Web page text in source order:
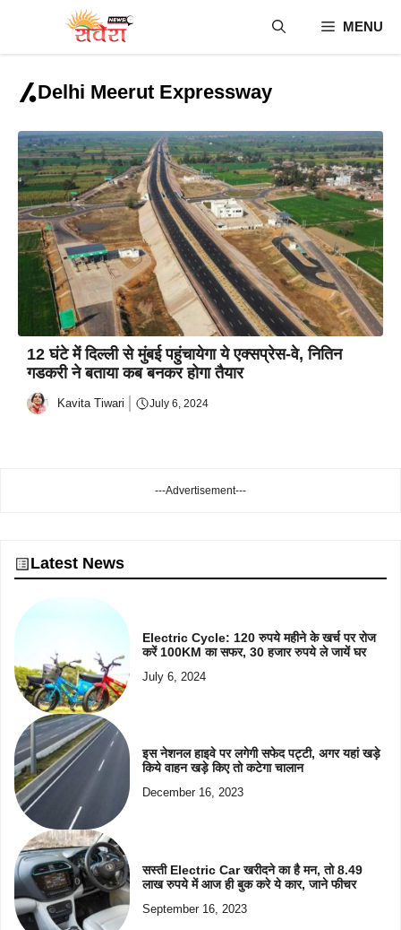
content
MENU
Delhi Meerut Expressway
12 घंटे में दिल्‍ली से मुंबई पहुंचायेगा ये एक्‍सप्रेस-वे, नितिन
गडकरी ने बताया कब बनकर होगा तैयार
Kavita Tiwari July 6, 2024
---Advertisement---
Latest News
Electric Cycle: 120 रुपये महीने के खर्च पर रोज
करें 100KM का सफर, 30 हजार रुपये ले जायें घर
July 6, 2024
इस नेशनल हाइवे पर लगेगी सफेद पट्टी, अगर यहां खड़े
किये वाहन खड़े किए तो कटेगा चालान
December 16, 2023
सस्ती Electric Car खरीदने का है मन, तो 8.49
लाख रुपये में आज ही बुक करे ये कार, जाने फीचर
September 16, 2023